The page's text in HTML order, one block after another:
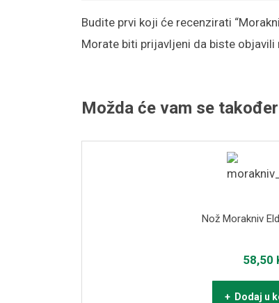
Budite prvi koji će recenzirati
Morate biti prijavljeni da biste objavili
Možda će vam se
Nož Morakniv
58,50
+ Dodaj u